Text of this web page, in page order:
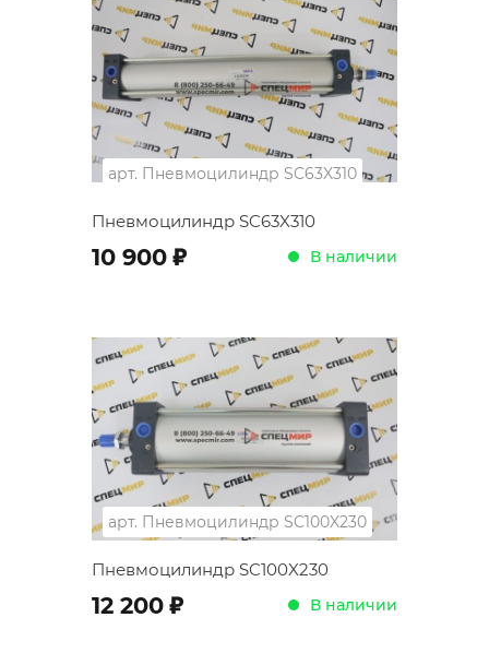
арт. Пневмоцилиндр SC63X310
Пневмоцилиндр SC63X310
10 900 ; В наличии
арт. Пневмоцилиндр SC100X230
Пневмоцилиндр SC100X230
12 200 ; В наличии